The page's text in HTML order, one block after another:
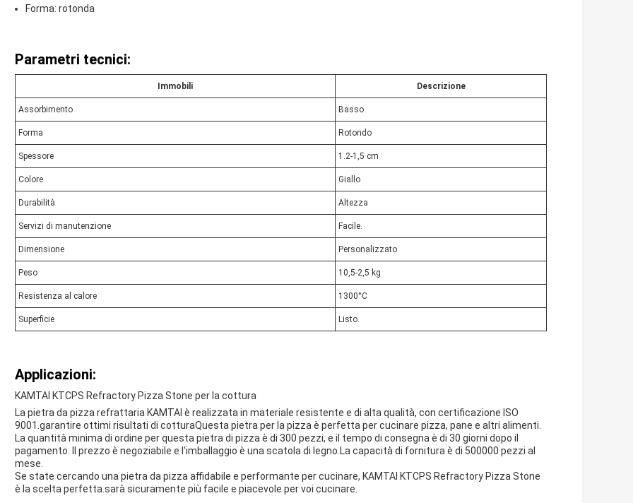
Forma: rotonda
Parametri tecnici:
Immobili Descrizione
Assorbimento Basso
Forma Rotondo
Spessore 1.2-1,5 cm
Colore Giallo
Durabilità Altezza
Servizi di manutenzione Facile.
Dimensione Personalizzato
Peso 10,5-2,5 kg
Resistenza al calore 1300°C
Superficie Listo.
Applicazioni:
KAMTAI KTCPS Refractory Pizza Stone per la cottura
La pietra da pizza refrattaria KAMTAI è realizzata in materiale resistente e di alta qualità, con certificazione ISO
9001.garantire ottimi risultati di cotturaQuesta pietra per la pizza è perfetta per cucinare pizza, pane e altri alimenti.
La quantità minima di ordine per questa pietra di pizza è di 300 pezzi, e il tempo di consegna è di 30 giorni dopo il
pagamento. Il prezzo è negoziabile e l'imballaggio è una scatola di legno.La capacità di fornitura è di 500000 pezzi al
mese.
Se state cercando una pietra da pizza affidabile e performante per cucinare, KAMTAI KTCPS Refractory Pizza Stone
è la scelta perfetta.sarà sicuramente più facile e piacevole per voi cucinare.